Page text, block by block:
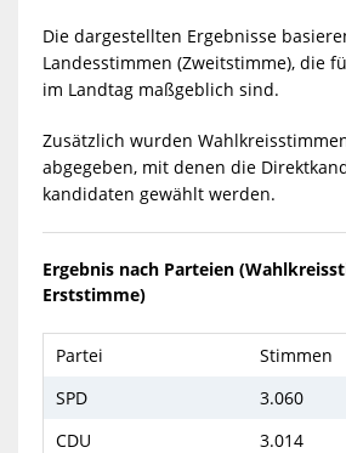
Die dargestellten Ergebnisse
Landesstimmen (Zweitstimme), die
im Landtag maßgeblich sind.
Zusätzlich wurden
abgegeben, mit denen die
kandidaten gewählt werden.
Ergebnis nach Parteien
Erststimme)
Partei Stimmen
SPD
3.060
CDU
3.014